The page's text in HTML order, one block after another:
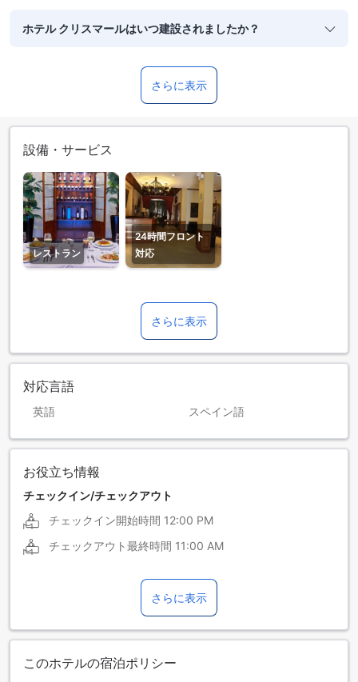
ホテル クリスマールはいつ建設されましたか？
さらに表示
設備・サービス
レストラン
24時間フロント
対応
さらに表示
対応言語
英語 スペイン語
お役立ち情報
チェックイン/チェックアウト
チェックイン開始時間 12:00 PM
チェックアウト最終時間 11:00 AM
さらに表示
このホテルの宿泊ポリシー